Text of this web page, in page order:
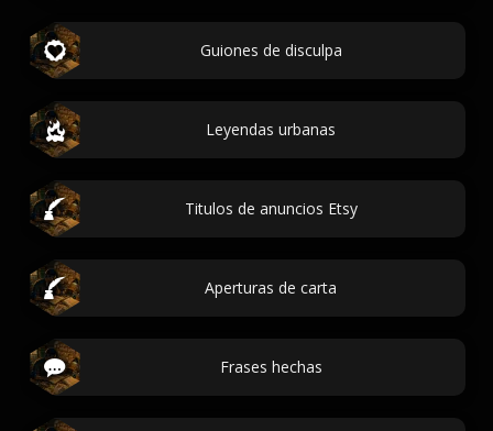
Guiones de disculpa
Leyendas urbanas
Titulos de anuncios Etsy
Aperturas de carta
Frases hechas